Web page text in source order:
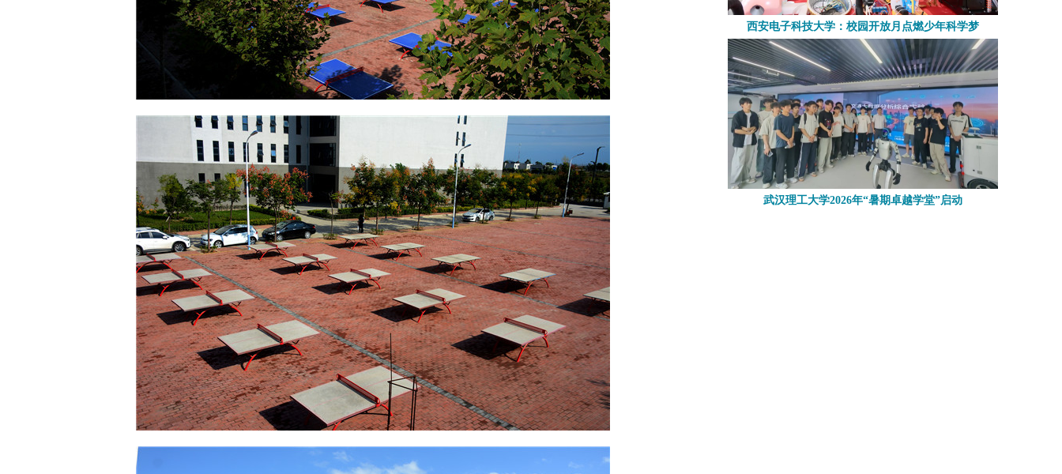
西安电子科技大学：校园开放月点燃少年科学梦
武汉理工大学2026年“暑期卓越学堂”启动